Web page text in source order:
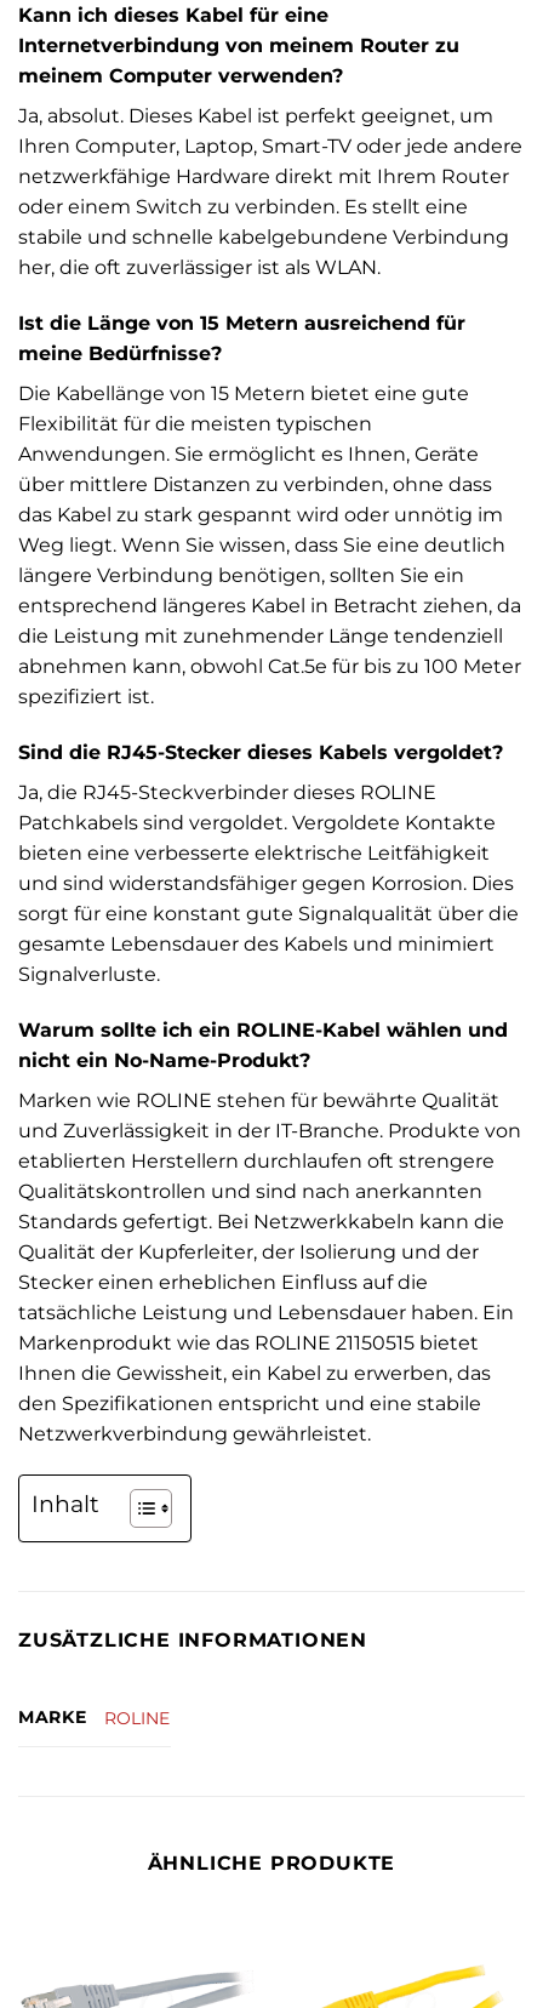
Kann ich dieses Kabel für eine
Internetverbindung von meinem Router zu
meinem Computer verwenden?
Ja, absolut. Dieses Kabel ist perfekt geeignet, um
Ihren Computer, Laptop, Smart-TV oder jede andere
netzwerkfähige Hardware direkt mit Ihrem Router
oder einem Switch zu verbinden. Es stellt eine
stabile und schnelle kabelgebundene Verbindung
her, die oft zuverlässiger ist als WLAN.
Ist die Länge von 15 Metern ausreichend für
meine Bedürfnisse?
Die Kabellänge von 15 Metern bietet eine gute
Flexibilität für die meisten typischen
Anwendungen. Sie ermöglicht es Ihnen, Geräte
über mittlere Distanzen zu verbinden, ohne dass
das Kabel zu stark gespannt wird oder unnötig im
Weg liegt. Wenn Sie wissen, dass Sie eine deutlich
längere Verbindung benötigen, sollten Sie ein
entsprechend längeres Kabel in Betracht ziehen, da
die Leistung mit zunehmender Länge tendenziell
abnehmen kann, obwohl Cat.5e für bis zu 100 Meter
spezifiziert ist.
Sind die RJ45-Stecker dieses Kabels vergoldet?
Ja, die RJ45-Steckverbinder dieses ROLINE
Patchkabels sind vergoldet. Vergoldete Kontakte
bieten eine verbesserte elektrische Leitfähigkeit
und sind widerstandsfähiger gegen Korrosion. Dies
sorgt für eine konstant gute Signalqualität über die
gesamte Lebensdauer des Kabels und minimiert
Signalverluste.
Warum sollte ich ein ROLINE-Kabel wählen und
nicht ein No-Name-Produkt?
Marken wie ROLINE stehen für bewährte Qualität
und Zuverlässigkeit in der IT-Branche. Produkte von
etablierten Herstellern durchlaufen oft strengere
Qualitätskontrollen und sind nach anerkannten
Standards gefertigt. Bei Netzwerkkabeln kann die
Qualität der Kupferleiter, der Isolierung und der
Stecker einen erheblichen Einfluss auf die
tatsächliche Leistung und Lebensdauer haben. Ein
Markenprodukt wie das ROLINE 21150515 bietet
Ihnen die Gewissheit, ein Kabel zu erwerben, das
den Spezifikationen entspricht und eine stabile
Netzwerkverbindung gewährleistet.
Inhalt
ZUSÄTZLICHE INFORMATIONEN
MARKE ROLINE
ÄHNLICHE PRODUKTE